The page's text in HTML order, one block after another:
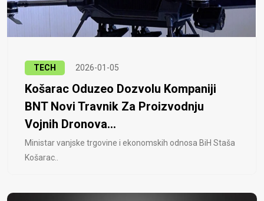
TECH 2026-01-05
Košarac Oduzeo Dozvolu Kompaniji
BNT Novi Travnik Za Proizvodnju
Vojnih Dronova...
Ministar vanjske trgovine i ekonomskih odnosa BiH Staša
Košarac..